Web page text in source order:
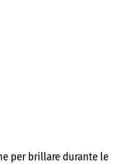
per brillare durante le